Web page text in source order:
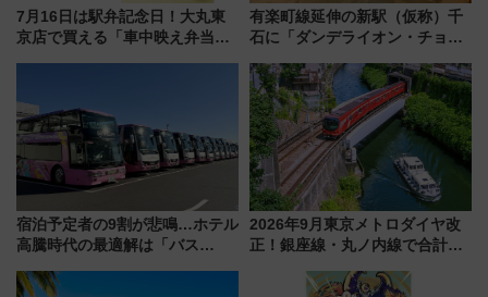
7月16日は駅弁記念日！大丸東
京店で買える「車中映え弁当」
有楽町線延伸の新駅（仮称）千
石に「ダンデライオン・チョコ
1億円出資で挑む新時代のまちづ
くりとは？
宿泊予定者の9割が悲鳴…ホテル
高騰時代の最適解は「バス
した、推し活遠征や観光時のリ
2026年9月東京メトロダイヤ改
正！銀座線・丸ノ内線で合計